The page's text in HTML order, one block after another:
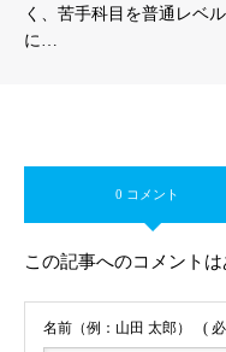
く、苦手科目を普通レベル
に…
0 コメント
この記事へのコメントは
名前（例：山田 太郎） (